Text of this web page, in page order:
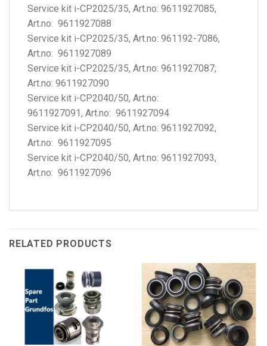
Service kit i-CP2025/35, Art.no: 9611927085,
Art.no: 9611927088
Service kit i-CP2025/35, Art.no: 961192-7086,
Art.no: 9611927089
Service kit i-CP2025/35, Art.no: 9611927087;
Art.no: 9611927090
Service kit i-CP2040/50, Art.no:
9611927091, Art.no: 9611927094
Service kit i-CP2040/50, Art.no: 9611927092,
Art.no: 9611927095
Service kit i-CP2040/50, Art.no: 9611927093,
Art.no: 9611927096
RELATED PRODUCTS